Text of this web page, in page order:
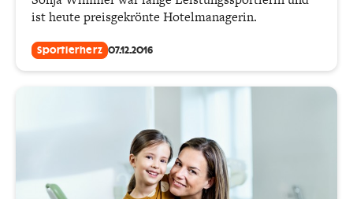
ist heute preisgekrönte Hotelmanagerin.
Sportlerherz 07.12.2016